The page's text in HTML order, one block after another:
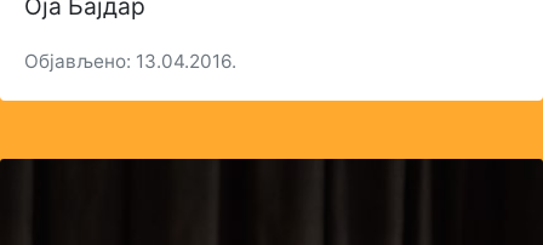
Оја Бајдар
Објављено: 13.04.2016.